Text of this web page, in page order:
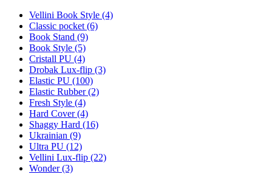
Vellini Book Style (4)
Classic pocket (6)
Book Stand (9)
Book Style (5)
Cristall PU (4)
Drobak Lux-flip (3)
Elastic PU (100)
Elastic Rubber (2)
Fresh Style (4)
Hard Cover (4)
Shaggy Hard (16)
Ukrainian (9)
Ultra PU (12)
Vellini Lux-flip (22)
Wonder (3)